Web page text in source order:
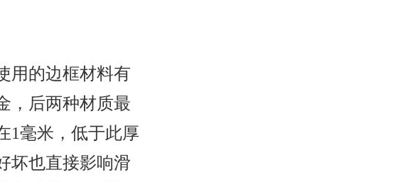
用的边框材料有
，后两种材质最
1毫米，低于此厚
坏也直接影响滑